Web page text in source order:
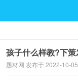
孩子什么样教?下
题材网 发布于 2022-10-05